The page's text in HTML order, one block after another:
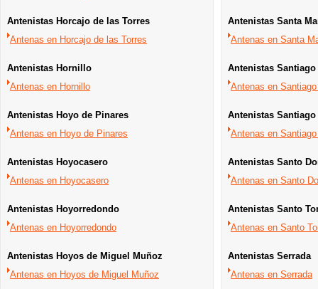
Antenistas Horcajo de las Torres
Antenas en Horcajo de las Torres
Antenistas Hornillo
Antenas en Hornillo
Antenistas Hoyo de Pinares
Antenas en Hoyo de Pinares
Antenistas Hoyocasero
Antenas en Hoyocasero
Antenistas Hoyorredondo
Antenas en Hoyorredondo
Antenistas Hoyos de Miguel Muñoz
Antenas en Hoyos de Miguel Muñoz
Antenistas Santa
Antenas en Santa
Antenistas
Antenas en
Antenistas
Antenas en
Antenistas Santo
Antenas en Santo
Antenistas Santo
Antenas en Santo
Antenistas Serrada
Antenas en Serrada